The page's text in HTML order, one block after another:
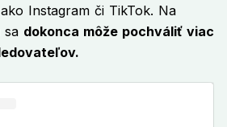
Instagram či TikTok. Na
sa dokonca môže pochváliť viac